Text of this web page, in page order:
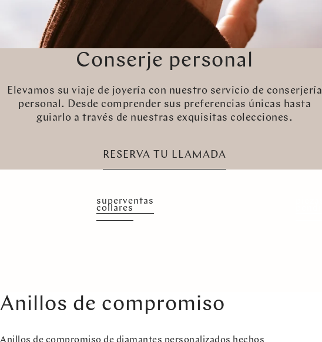
Conserje personal
Elevamos su viaje de joyería con nuestro servicio de conserjería
personal. Desde comprender sus preferencias únicas hasta
guiarlo a través de nuestras exquisitas colecciones.
RESERVA TU LLAMADA
superventas
collares
Anillos de compromiso